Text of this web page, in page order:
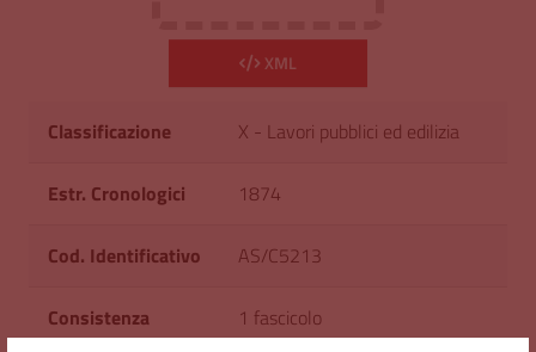
XML
Classificazione X - Lavori pubblici ed edilizia
Estr. Cronologici 1874
Cod. Identificativo AS/C5213
Consistenza 1 fascicolo